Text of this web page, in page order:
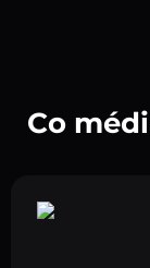
Co